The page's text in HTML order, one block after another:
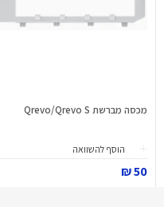
מכסה מברשת Qrevo/Qrevo S
הוסף להשוואה
50 ₪